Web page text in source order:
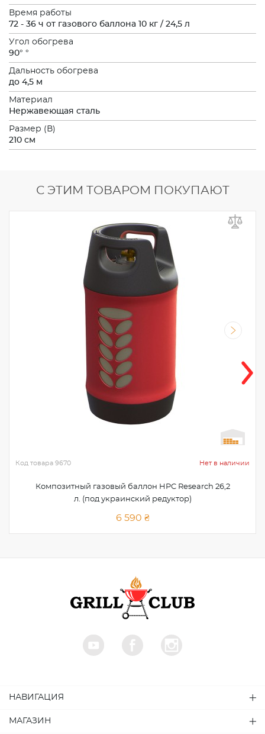
Время работы
72 - 36 ч от газового баллона 10 кг / 24,5 л
Угол обогрева
90° °
Дальность обогрева
до 4,5 м
Материал
Нержавеющая сталь
Размер (В)
210 см
С ЭТИМ ТОВАРОМ ПОКУПАЮТ
Код товара 9670 Нет в наличии
Композитный газовый баллон HPC Research 26,2
л. (под украинский редуктор)
6 590 ₴
НАВИГАЦИЯ
МАГАЗИН